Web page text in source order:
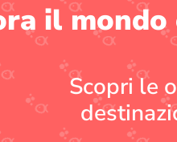
il
Scopri le